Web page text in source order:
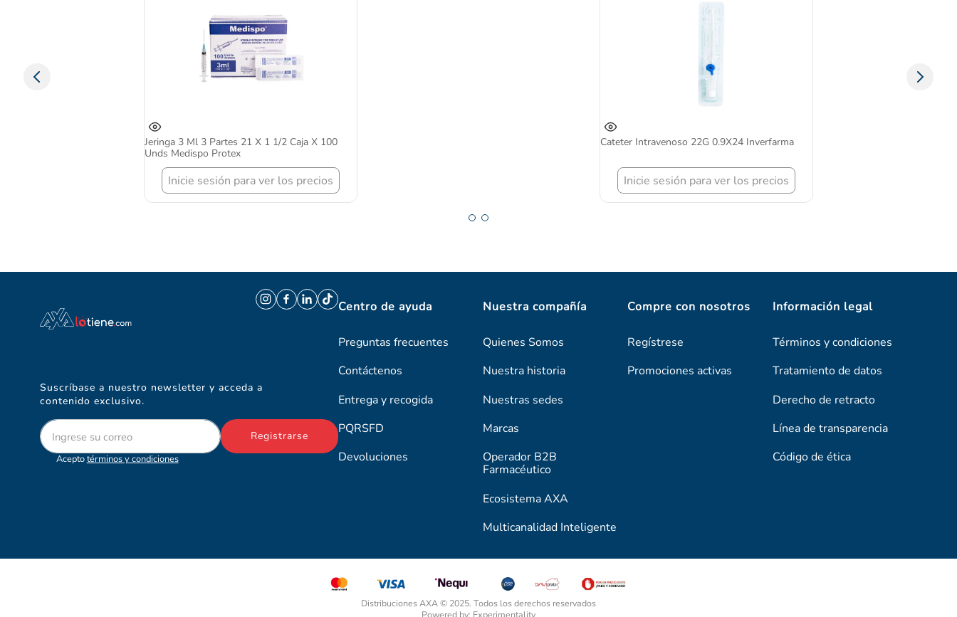
Jeringa 3 Ml 3 Partes 21 X 1 1/2 Caja X 100
Unds Medispo Protex
Inicie sesión para ver los precios
Cateter Intravenoso 22G 0.9X24 Inverfarma
Inicie sesión para ver los precios
Suscríbase a nuestro newsletter y acceda a
contenido exclusivo.
Aceptotérminos y condiciones
Registrarse
Centro de ayuda
Preguntas frecuentes
Contáctenos
Entrega y recogida
PQRSFD
Devoluciones
Nuestra compañía
Quienes Somos
Nuestra historia
Nuestras sedes
Marcas
Operador B2B
Farmacéutico
Ecosistema AXA
Multicanalidad Inteligente
Compre con nosotros
Regístrese
Promociones activas
Información legal
Términos y condiciones
Tratamiento de datos
Derecho de retracto
Línea de transparencia
Código de ética
Distribuciones AXA © 2025. Todos los derechos reservados
Powered by: Experimentality